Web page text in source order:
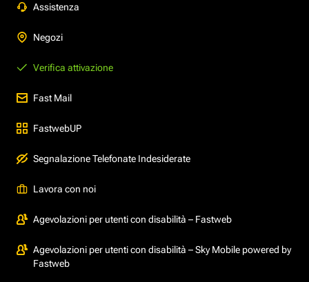
Assistenza
Negozi
Verifica attivazione
Fast Mail
FastwebUP
Segnalazione Telefonate Indesiderate
Lavora con noi
Agevolazioni per utenti con disabilità – Fastweb
Agevolazioni per utenti con disabilità – Sky Mobile powered by
Fastweb